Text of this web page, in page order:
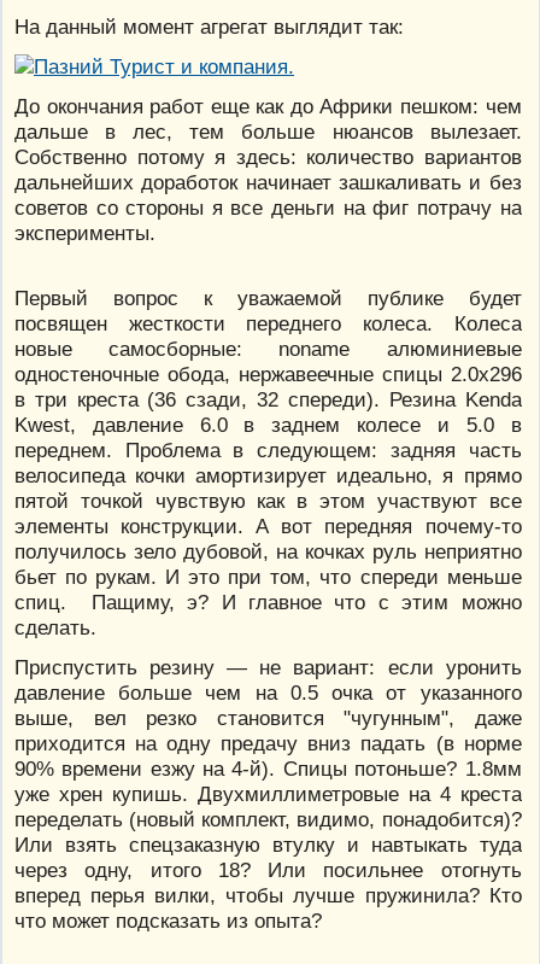
На данный момент агрегат выглядит так:
До окончания работ еще как до Африки пешком: чем
дальше в лес, тем больше нюансов вылезает.
Собственно потому я здесь: количество вариантов
дальнейших доработок начинает зашкаливать и без
советов со стороны я все деньги на фиг потрачу на
эксперименты.
Первый вопрос к уважаемой публике будет
посвящен жесткости переднего колеса. Колеса
новые самосборные: noname алюминиевые
одностеночные обода, нержавеечные спицы 2.0х296
в три креста (36 сзади, 32 спереди). Резина Kenda
Kwest, давление 6.0 в заднем колесе и 5.0 в
переднем. Проблема в следующем: задняя часть
велосипеда кочки амортизирует идеально, я прямо
пятой точкой чувствую как в этом участвуют все
элементы конструкции. А вот передняя почему-то
получилось зело дубовой, на кочках руль неприятно
бьет по рукам. И это при том, что спереди меньше
спиц. Пащиму, э? И главное что с этим можно
сделать.
Приспустить резину — не вариант: если уронить
давление больше чем на 0.5 очка от указанного
выше, вел резко становится "чугунным", даже
приходится на одну предачу вниз падать (в норме
90% времени езжу на 4-й). Спицы потоньше? 1.8мм
уже хрен купишь. Двухмиллиметровые на 4 креста
переделать (новый комплект, видимо, понадобится)?
Или взять спецзаказную втулку и навтыкать туда
через одну, итого 18? Или посильнее отогнуть
вперед перья вилки, чтобы лучше пружинила? Кто
что может подсказать из опыта?